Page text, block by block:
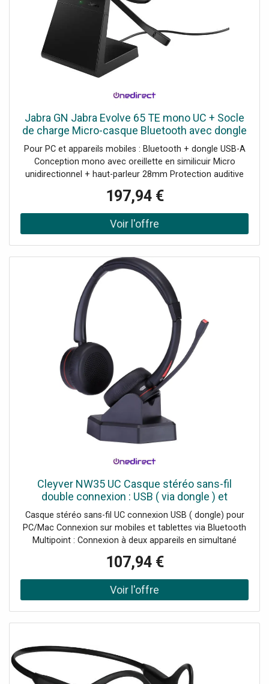
Jabra GN Jabra Evolve 65 TE mono UC + Socle
de charge Micro-casque Bluetooth avec dongle
USB-A et socle de charge, parfait pour les
appels quotidiens et
Pour PC et appareils mobiles : Bluetooth + dongle USB-A
Conception mono avec oreillette en similicuir Micro
unidirectionnel + haut-parleur 28mm Protection auditive
Jabra SafeTone Technologie Bluetooth : 5.2 Busylight
intégrée Autonomie en appel : jusqu'à 16h Recharge via le
socle fourni UC : Compatible avec toutes les plateformes
197,94 €
Cleyver NW35 UC Casque stéréo sans-fil
double connexion : USB ( via dongle ) et
bluetooth
Casque stéréo sans-fil UC connexion USB ( dongle) pour
PC/Mac Connexion sur mobiles et tablettes via Bluetooth
Multipoint : Connexion à deux appareils en simultané
circonstances Serre-tête reglable et oreillettes simili-cuir
Version Duo : pour rester concentré sur sa conversation
Portée 30 mètres Compatible tout softphone Profitez
d'un essai gratuit de 14 jours : rappelez moi
107,94 €